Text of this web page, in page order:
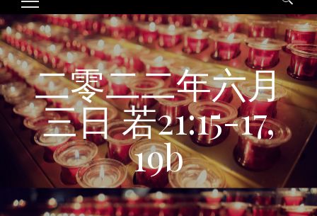
Search
for:
二零二二年六月
三日 若21:15-17,
19b